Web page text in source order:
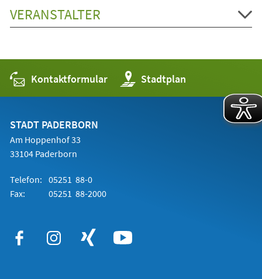
VERANSTALTER
Kontaktformular Stadtplan
(Öffnet
in
einem
STADT PADERBORN
Am Hoppenhof 33
33104 Paderborn
Telefon: 05251 88-0
Fax:
05251 88-2000